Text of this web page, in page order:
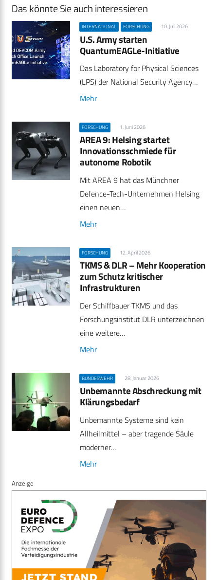
Das könnte Sie auch interessieren
INTERNATIONAL FORSCHUNG 10. Juli 2026
U.S. Army starten
QuantumEAGLe-Initiative
Das Laboratory for Physical Sciences
(LPS) der National Security Agency…
Mehr
FORSCHUNG 1. Juni 2026
AREA 9: Helsing startet
Innovationsschmiede für
autonome Robotik
Mit AREA 9 hat das Münchner
Defence-Tech-Unternehmen Helsing
einen neuen…
Mehr
FORSCHUNG 12. April 2026
TKMS & DLR – Mehr Kooperation
zum Schutz kritischer
Infrastrukturen
Der Schiffbauer TKMS und das
Forschungsinstitut DLR unterzeichnen
eine weitere…
Mehr
BUNDESWEHR 28. Januar 2026
Unbemannte Abschreckung mit
Klärungsbedarf
Unbemannte Systeme sind kein
Allheilmittel – aber tragende Säule
moderner…
Mehr
Anzeige